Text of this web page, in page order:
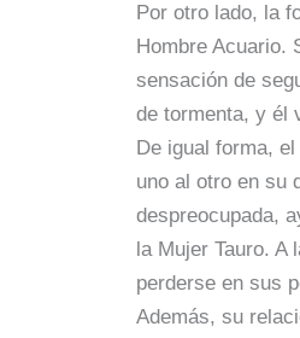
Por otro lado, la
Hombre Acuario.
sensación de
de tormenta, y él
De igual forma,
uno al otro en su
despreocupada,
la Mujer Tauro.
perderse en sus
Además, su